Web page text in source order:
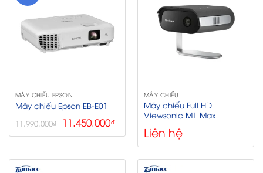
MÁY CHIẾU EPSON
Máy chiếu Epson EB-E01
11.990.000₫ Giá
11.450.000₫Giá
11.450.000₫.
MÁY CHIẾU
Máy chiếu Full HD
Viewsonic M1 Max
Liên hệ